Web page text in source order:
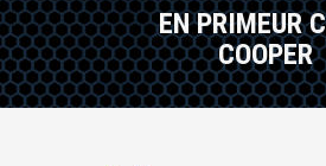
EN PRIMEUR
COOPER